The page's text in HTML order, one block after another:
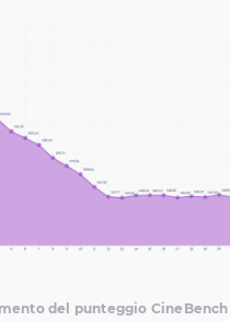
del punteggio CineBench